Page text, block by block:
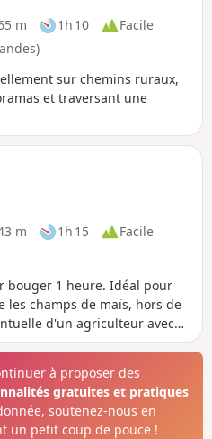
m 1h 10
Facile
sur chemins ruraux,
et traversant une
m 1h 15
Facile
bouger 1 heure. Idéal pour
les champs de maïs, hors de
d'un agriculteur avec
!
à proposer des
gratuites et pratiques
soutenez-nous en
un petit coup de pouce !